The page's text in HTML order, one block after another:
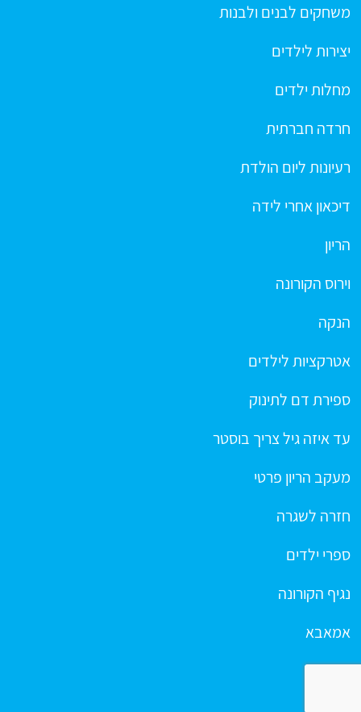
משחקים לבנים ולבנות
יצירות לילדים
מחלות ילדים
חרדה חברתית
רעיונות ליום הולדת
דיכאון אחרי לידה
הריון
וירוס הקורונה
הנקה
אטרקציות לילדים
ספירת דם לתינוק
עד איזה גיל צריך בוסטר
מעקב הריון פרטי
חזרה לשגרה
ספרי ילדים
נגיף הקורונה
אמאבא